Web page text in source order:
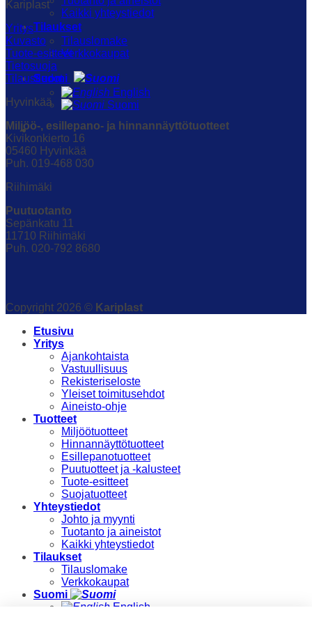
Kaikki yhteystiedot
Tilaukset
Tilauslomake
Verkkokaupat
Suomi
English
Suomi
Kariplast
Yritys
Kuvasto
Tuote-esitteet
Tietosuoja
Tilaustiedot
Hyvinkää
Miljöö-, esillepano- ja hinnannäyttötuotteet
Kivikonkierto 16
05460 Hyvinkää
Puh. 019-468 030
Riihimäki
Puutuotanto
Sepänkatu 11
11710 Riihimäki
Puh. 020-792 8680
Copyright 2026 © Kariplast
Etusivu
Yritys
Ajankohtaista
Vastuullisuus
Rekisteriseloste
Yleiset toimitusehdot
Aineisto-ohje
Tuotteet
Miljöötuotteet
Hinnannäyttötuotteet
Esillepanotuotteet
Puutuotteet ja -kalusteet
Tuote-esitteet
Suojatuotteet
Yhteystiedot
Johto ja myynti
Tuotanto ja aineistot
Kaikki yhteystiedot
Tilaukset
Tilauslomake
Verkkokaupat
Suomi
English